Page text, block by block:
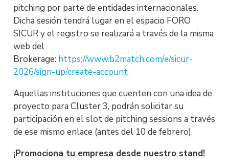
pitching por parte de entidades internacionales.
Dicha sesión tendrá lugar en el espacio FORO
SICUR y el registro se realizará a través de la misma
web del
Brokerage: https://www.b2match.com/e/sicur-
2026/sign-up/create-account
Aquellas instituciones que cuenten con una idea de
proyecto para Cluster 3, podrán solicitar su
participación en el slot de pitching sessions a través
de ese mismo enlace (antes del 10 de febrero).
¡Promociona tu empresa desde nuestro stand!